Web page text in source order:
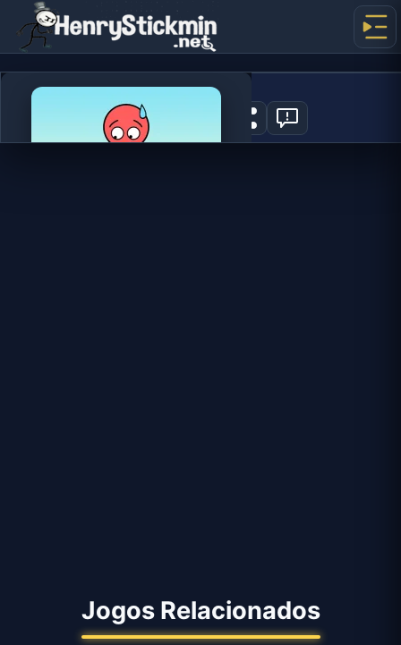
Mr Long Legs
2
Jogos Relacionados